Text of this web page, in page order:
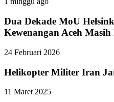
Dua Dekade MoU
Kewenangan Aceh
24 Februari 2026
Helikopter Militer Iran
11 Maret 2025